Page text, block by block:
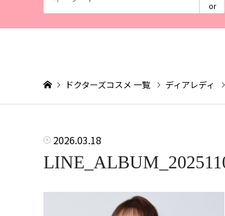
or
ドクターズコスメ 一覧 ディアレディ
2026.03.18